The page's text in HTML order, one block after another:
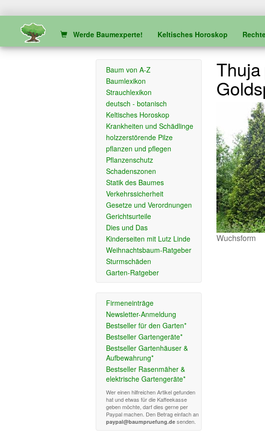
Werde Baumexperte! Keltisches Horoskop
Baum von A-Z
Baumlexikon
Strauchlexikon
deutsch - botanisch
Keltisches Horoskop
Krankheiten und Schädlinge
holzzerstörende Pilze
pflanzen und pflegen
Pflanzenschutz
Schadenszonen
Statik des Baumes
Verkehrssicherheit
Gesetze und Verordnungen
Gerichtsurteile
Dies und Das
Kinderseiten mit Lutz Linde
Weihnachtsbaum-Ratgeber
Sturmschäden
Garten-Ratgeber
Firmeneinträge
Newsletter-Anmeldung
Bestseller für den Garten*
Bestseller Gartengeräte*
Bestseller Gartenhäuser &
Aufbewahrung*
Bestseller Rasenmäher &
elektrische Gartengeräte*
Wer einen hilfreichen Artikel gefunden
hat und etwas für die Kaffeekasse
geben möchte, darf dies gerne per
Paypal machen. Den Betrag einfach an
paypal@baumpruefung.de senden.
Wuchsform